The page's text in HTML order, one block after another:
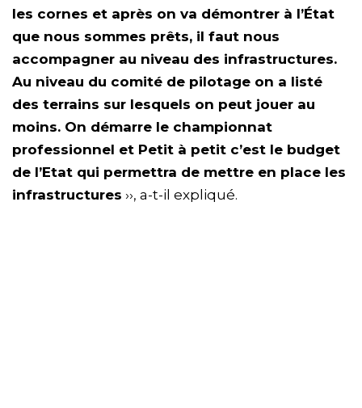
les cornes et après on va démontrer à l’État
que nous sommes prêts, il faut nous
accompagner au niveau des infrastructures.
Au niveau du comité de pilotage on a listé
des terrains sur lesquels on peut jouer au
moins. On démarre le championnat
professionnel et Petit à petit c’est le budget
de l’Etat qui permettra de mettre en place les
infrastructures ››, a-t-il expliqué.